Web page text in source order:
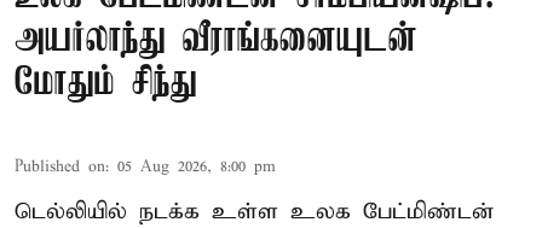
அயர்லாந்து வீராங்கனையுடன்
மோதும் சிந்து
Published on: 05 Aug 2026, 8:00 pm
டெல்லியில் நடக்க உள்ள உலக பேட்மிண்டன்